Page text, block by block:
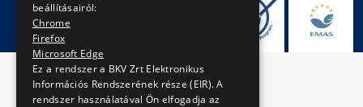
beállításairól:
Chrome
Firefox
Microsoft Edge
Ez a rendszer a BKV Zrt Elektronikus
Információs Rendszerének része (EIR). A
rendszer használatával Ön elfogadja az